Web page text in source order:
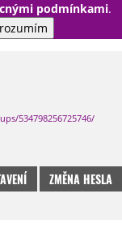
podmínkami.
rozumím
PŘIHLÁSIT
534798256725746/
ZMĚNA HESLA